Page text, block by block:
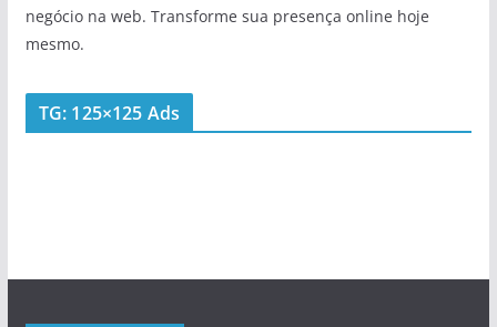
negócio na web. Transforme sua presença online hoje
mesmo.
TG: 125×125 Ads